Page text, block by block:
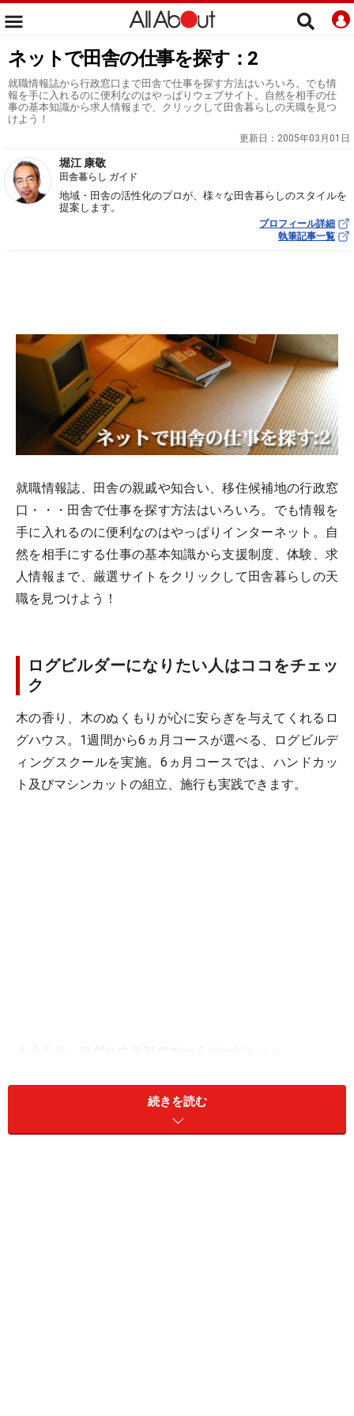
ネットで田舎の仕事を探す：2
就職情報誌から行政窓口まで田舎で仕事を探す方法はいろいろ。でも情
報を手に入れるのに便利なのはやっぱりウェブサイト。自然を相手の仕
事の基本知識から求人情報まで、クリックして田舎暮らしの天職を見つ
けよう！
更新日： 2005年03月01日
堀江 康敬
田舎暮らし ガイド
地域・田舎の活性化のプロが、様々な田舎暮らしのスタイルを
提案します。
プロフィール詳細
執筆記事一覧
就職情報誌、田舎の親戚や知合い、移住候補地の行政窓
口・・・田舎で仕事を探す方法はいろいろ。でも情報を
手に入れるのに便利なのはやっぱりインターネット。自
然を相手にする仕事の基本知識から支援制度、体験、求
人情報まで、厳選サイトをクリックして田舎暮らしの天
職を見つけよう！
ログビルダーになりたい人はココをチェッ
ク
木の香り、木のぬくもりが心に安らぎを与えてくれるロ
グハウス。1週間から6ヵ月コースが選べる、ログビルデ
ィングスクールを実施。6ヵ月コースでは、ハンドカッ
ト及びマシンカットの組立、施行も実践できます。
田舎で陶芸家を目指す人はココをチェック
続きを読む